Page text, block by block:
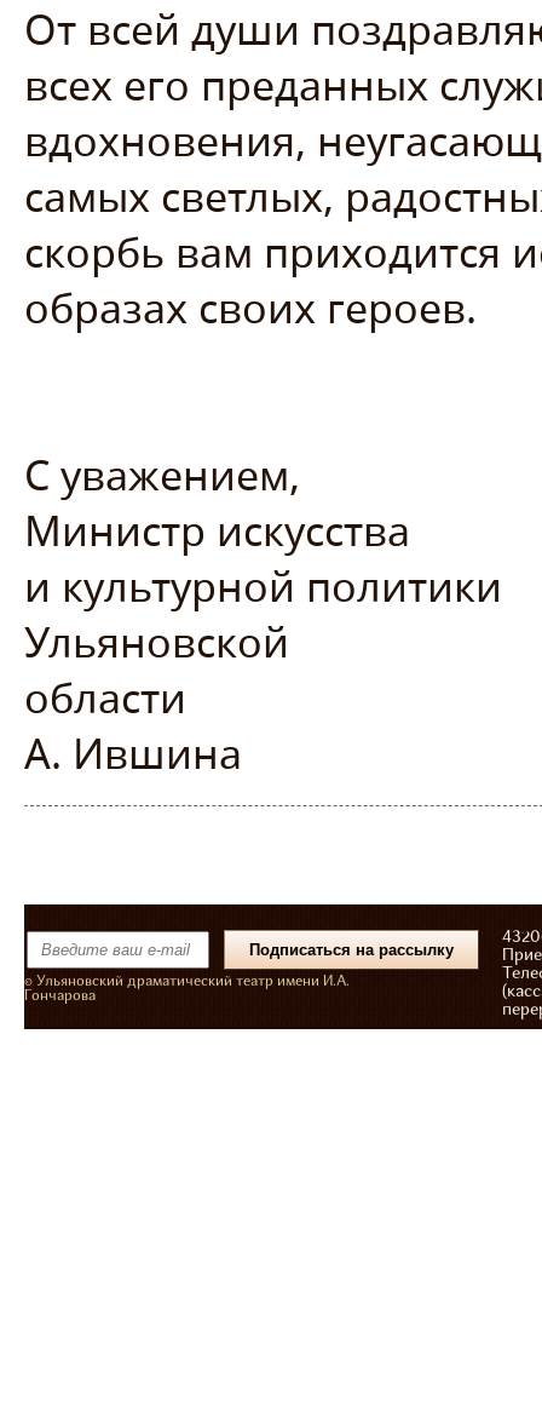
От всей души
всех его преданных
вдохновения,
самых светлых,
скорбь вам приходится
образах своих героев.
С уважением,
Министр искусства
и культурной политики
Ульяновской
А. Ившина
© Ульяновский драматический театр имени И.А.
Гончарова